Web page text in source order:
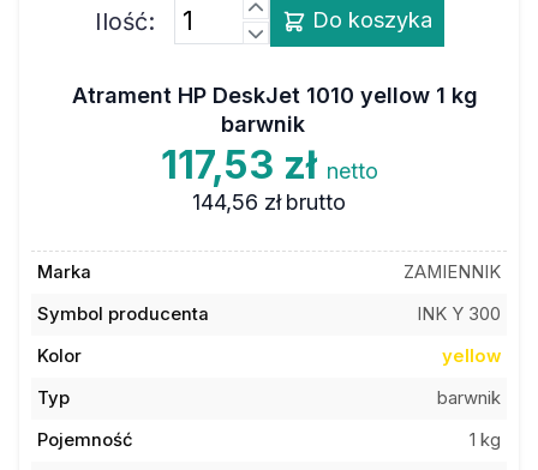
Ilość: Do koszyka
Atrament HP DeskJet 1010 yellow 1 kg
barwnik
117,53 zł netto
144,56 zł brutto
Marka
ZAMIENNIK
Symbol producenta
INK Y 300
Kolor
yellow
Typ
barwnik
Pojemność
1 kg